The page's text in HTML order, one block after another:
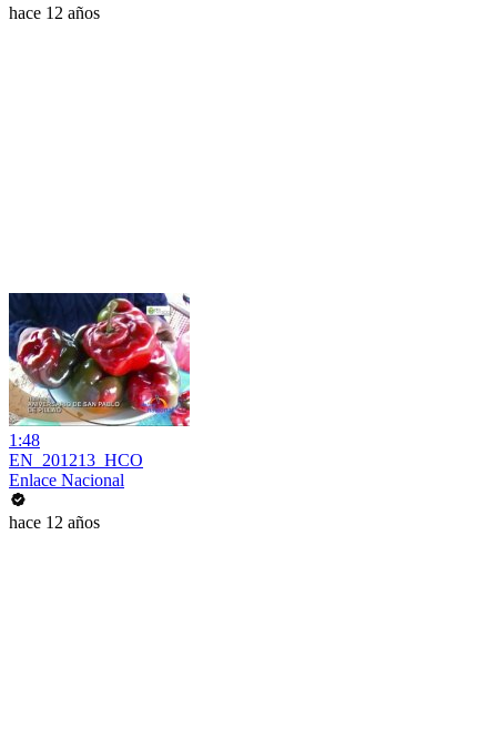
hace 12 años
1:48
EN_201213_HCO
Enlace Nacional
hace 12 años